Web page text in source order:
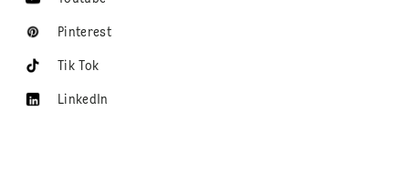
Pinterest
Tik Tok
LinkedIn